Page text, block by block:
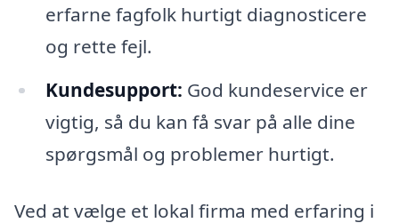
erfarne fagfolk hurtigt diagnosticere
og rette fejl.
Kundesupport: God kundeservice er
vigtig, så du kan få svar på alle dine
spørgsmål og problemer hurtigt.
Ved at vælge et lokal firma med erfaring i